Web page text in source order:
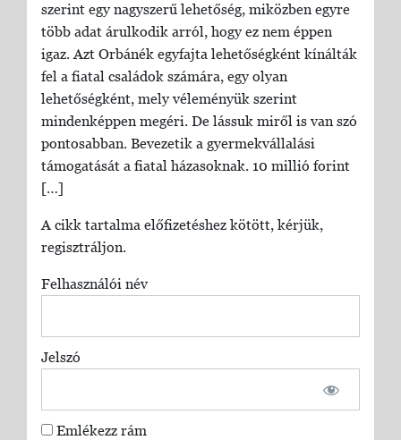
szerint egy nagyszerű lehetőség, miközben egyre
több adat árulkodik arról, hogy ez nem éppen
igaz. Azt Orbánék egyfajta lehetőségként kínálták
fel a fiatal családok számára, egy olyan
lehetőségként, mely véleményük szerint
mindenképpen megéri. De lássuk miről is van szó
pontosabban. Bevezetik a gyermekvállalási
támogatását a fiatal házasoknak. 10 millió forint
[…]
A cikk tartalma előfizetéshez kötött, kérjük,
regisztráljon.
Felhasználói név
Jelszó
Emlékezz rám